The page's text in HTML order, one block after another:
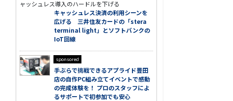
ャッシュレス導入のハードルを下げる
キャッシュレス決済の利用シーンを
広げる 三井住友カードの「stera
terminal light」とソフトバンクの
IoT回線
sponsored
手ぶらで挑戦できるアプライド豊田
店の自作PC組み立てイベントで感動
の完成体験を！ プロのスタッフによ
るサポートで初参加でも安心